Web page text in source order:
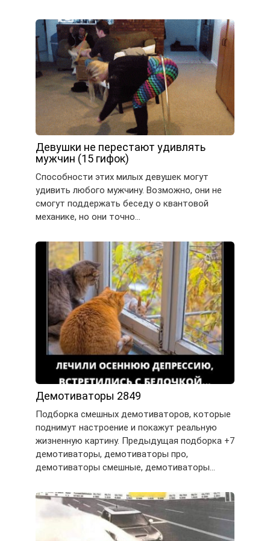
Девушки не перестают удивлять
мужчин (15 гифок)
Способности этих милых девушек могут
удивить любого мужчину. Возможно, они не
смогут поддержать беседу о квантовой
механике, но они точно…
Демотиваторы 2849
Подборка смешных демотиваторов, которые
поднимут настроение и покажут реальную
жизненную картину. Предыдущая подборка +7
демотиваторы, демотиваторы про,
демотиваторы смешные, демотиваторы…